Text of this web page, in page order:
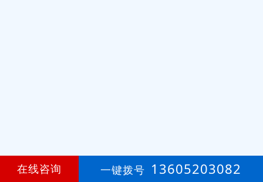
在线咨询 一键拨号 13605203082